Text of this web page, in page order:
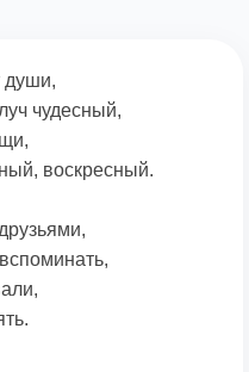
души,
чудесный,
воскресный.